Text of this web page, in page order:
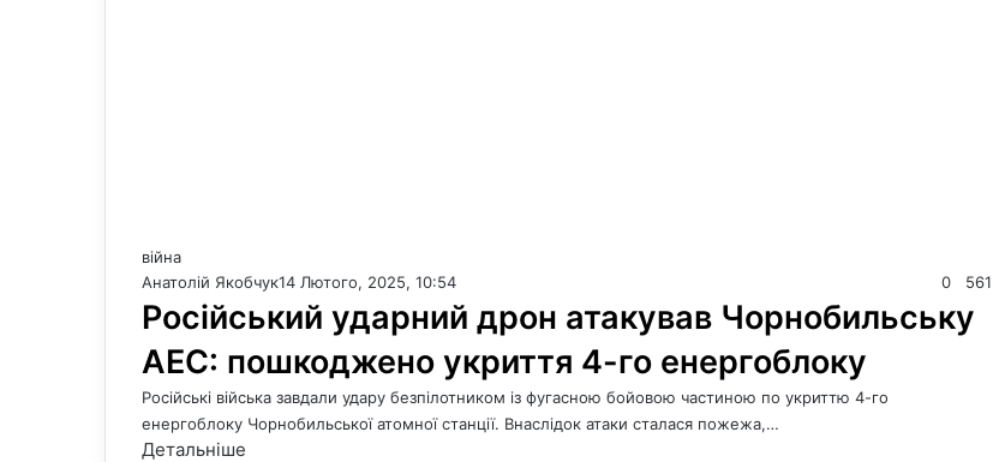
війна
Анатолій Якобчук14 Лютого, 2025, 10:54 0 561
Російський ударний дрон атакував Чорнобильську
АЕС: пошкоджено укриття 4-го енергоблоку
Російські війська завдали удару безпілотником із фугасною бойовою частиною по укриттю 4-го
енергоблоку Чорнобильської атомної станції. Внаслідок атаки сталася пожежа,…
Детальніше